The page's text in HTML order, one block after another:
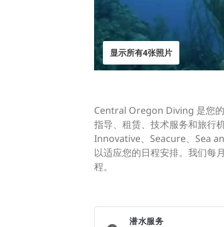
显示所有4张照片
Central Oregon Diving 是您
指导、租赁、技术服务和旅行
Innovative、Seacure、Sea
以适应您的日程安排。我们每
程。
潜水服务